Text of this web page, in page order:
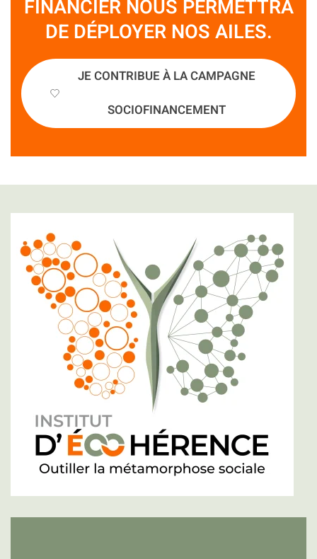
FINANCIER NOUS PERMETTRA
DE DÉPLOYER NOS AILES.
JE CONTRIBUE À LA CAMPAGNE
SOCIOFINANCEMENT